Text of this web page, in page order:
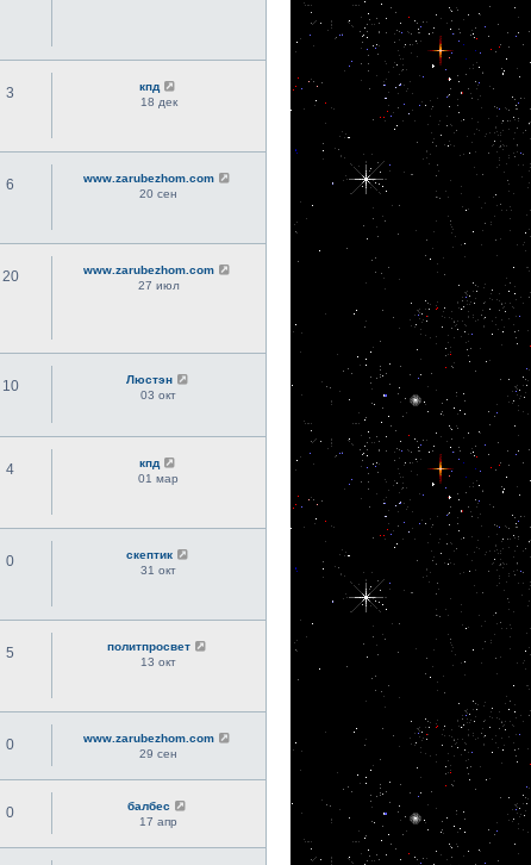
3
кпд
18 дек
6
www.zarubezhom.com
20 сен
20
www.zarubezhom.com
27 июл
10
Люстэн
03 окт
4
кпд
01 мар
0
скептик
31 окт
5
политпросвет
13 окт
0
www.zarubezhom.com
29 сен
0
балбес
17 апр